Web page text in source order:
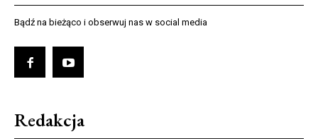
Bądź na bieżąco i obserwuj nas w social media
Redakcja